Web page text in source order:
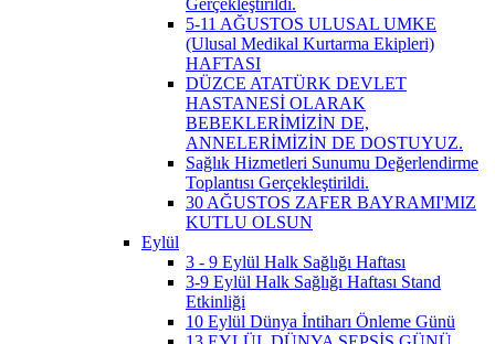
5-11 AĞUSTOS ULUSAL UMKE
(Ulusal Medikal Kurtarma Ekipleri)
HAFTASI
DÜZCE ATATÜRK DEVLET
HASTANESİ OLARAK
BEBEKLERİMİZİN DE,
ANNELERİMİZİN DE DOSTUYUZ.
Sağlık Hizmetleri Sunumu Değerlendirme
Toplantısı Gerçekleştirildi.
30 AĞUSTOS ZAFER BAYRAMI'MIZ
KUTLU OLSUN
Eylül
3 - 9 Eylül Halk Sağlığı Haftası
3-9 Eylül Halk Sağlığı Haftası Stand
Etkinliği
10 Eylül Dünya İntiharı Önleme Günü